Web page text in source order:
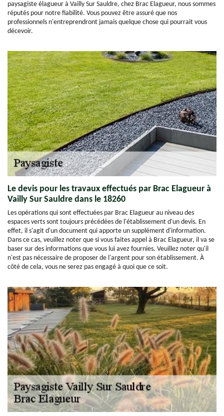
paysagiste élagueur à Vailly Sur Sauldre, chez Brac Elagueur, nous sommes
réputés pour notre fiabilité. Vous pouvez être assuré que nos
professionnels n'entreprendront jamais quelque chose qui pourrait vous
décevoir.
Le devis pour les travaux effectués par Brac Elagueur à
Vailly Sur Sauldre dans le 18260
Les opérations qui sont effectuées par Brac Elagueur au niveau des
espaces verts sont toujours précédées de l'établissement d'un devis. En
effet, il s'agit d'un document qui apporte un supplément d'information.
Dans ce cas, veuillez noter que si vous faites appel à Brac Elagueur, il va se
baser sur des informations que vous lui avez fournies. Veuillez noter qu'il
n'est pas nécessaire de proposer de l'argent pour son établissement. À
côté de cela, vous ne serez pas engagé à quoi que ce soit.